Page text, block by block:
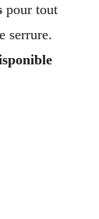
pour tout
serrure.